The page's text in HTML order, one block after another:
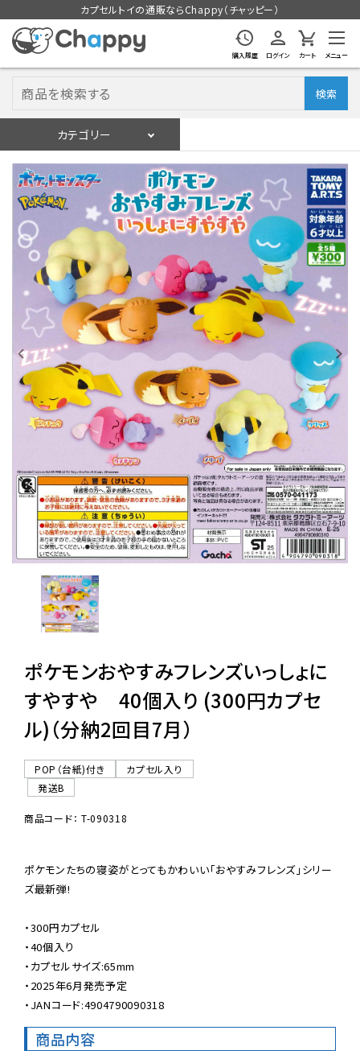
カプセルトイの通販ならChappy（チャッピー）
購入履歴 ログイン カート メニュー
検索
カテゴリー
ログイン 会員登録
入荷スケジュールをチェック
カプセルトイマシン本体
カプセルトイ
販促用空カプセル
レンタル
景品・玩具・文具
販促用カプセルトイ
よくあるご質問
06-6282-7659
ポケモンおやすみフレンズいっしょに
すやすや 40個入り (300円カプセ
ル)（分納2回目7月）
POP（台紙)付き
カプセル入り
発送B
商品コード： T-090318
ポケモンたちの寝姿がとってもかわいい「おやすみフレンズ」シリー
ズ最新弾!
・300円カプセル
・40個入り
・カプセルサイズ:65mm
・2025年6月発売予定
・JANコード:4904790090318
商品内容